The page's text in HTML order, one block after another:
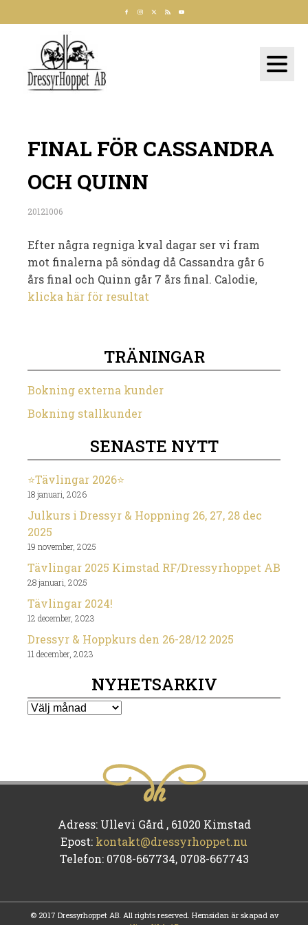
FINAL FÖR CASSANDRA
OCH QUINN
20121006
Efter några regniga kval dagar ser vi fram
mot finalerna på söndag då Cassandra går 6
års final och Quinn går 7 års final. Calodie,
klicka här för resultat
TRÄNINGAR
Bokning externa kunder
Bokning stallkunder
SENASTE NYTT
⭐️Tävlingar 2026⭐️
18 januari, 2026
Julkurs i Dressyr & Hoppning 26, 27, 28 dec
2025
19 november, 2025
Tävlingar 2025 Kimstad RF/Dressyrhoppet AB
28 januari, 2025
Tävlingar 2024!
12 december, 2023
Dressyr & Hoppkurs den 26-28/12 2025
11 december, 2023
NYHETSARKIV
Nyhetsarkiv
Adress: Ullevi Gård , 61020 Kimstad
Epost: kontakt@dressyrhoppet.nu
Telefon: 0708-667734, 0708-667743
© 2017 Dressyrhoppet AB. All rights reserved. Hemsidan är skapad av